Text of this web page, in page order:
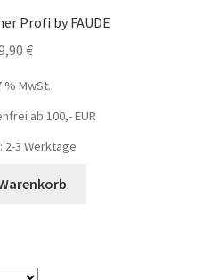
Profi by FAUDE
€
% MwSt.
ab 100,- EUR
3 Werktage